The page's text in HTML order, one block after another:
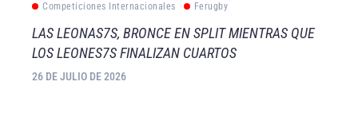
Competiciones Internacionales Ferugby
LAS LEONAS7S, BRONCE EN SPLIT MIENTRAS QUE
LOS LEONES7S FINALIZAN CUARTOS
26 DE JULIO DE 2026